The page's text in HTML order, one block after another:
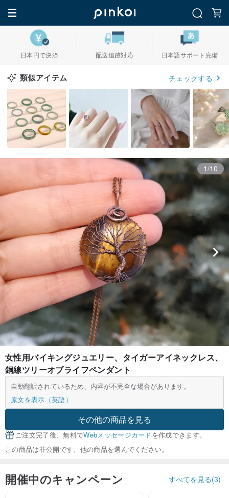
日本円で決済 配送追跡対応 日本語サポート完備
類似アイテム チェックする
1/10
女性用バイキングジュエリー、タイガーアイネックレス、
銅線ツリーオブライフペンダント
自動翻訳されているため、内容が不完全な場合があります。
原文を表示（英語）
その他の商品を見る
ご注文完了後、無料でWebメッセージカードを作成できます。
この商品は非公開です。他の商品を選んでください。
開催中のキャンペーン すべてを見る(3)